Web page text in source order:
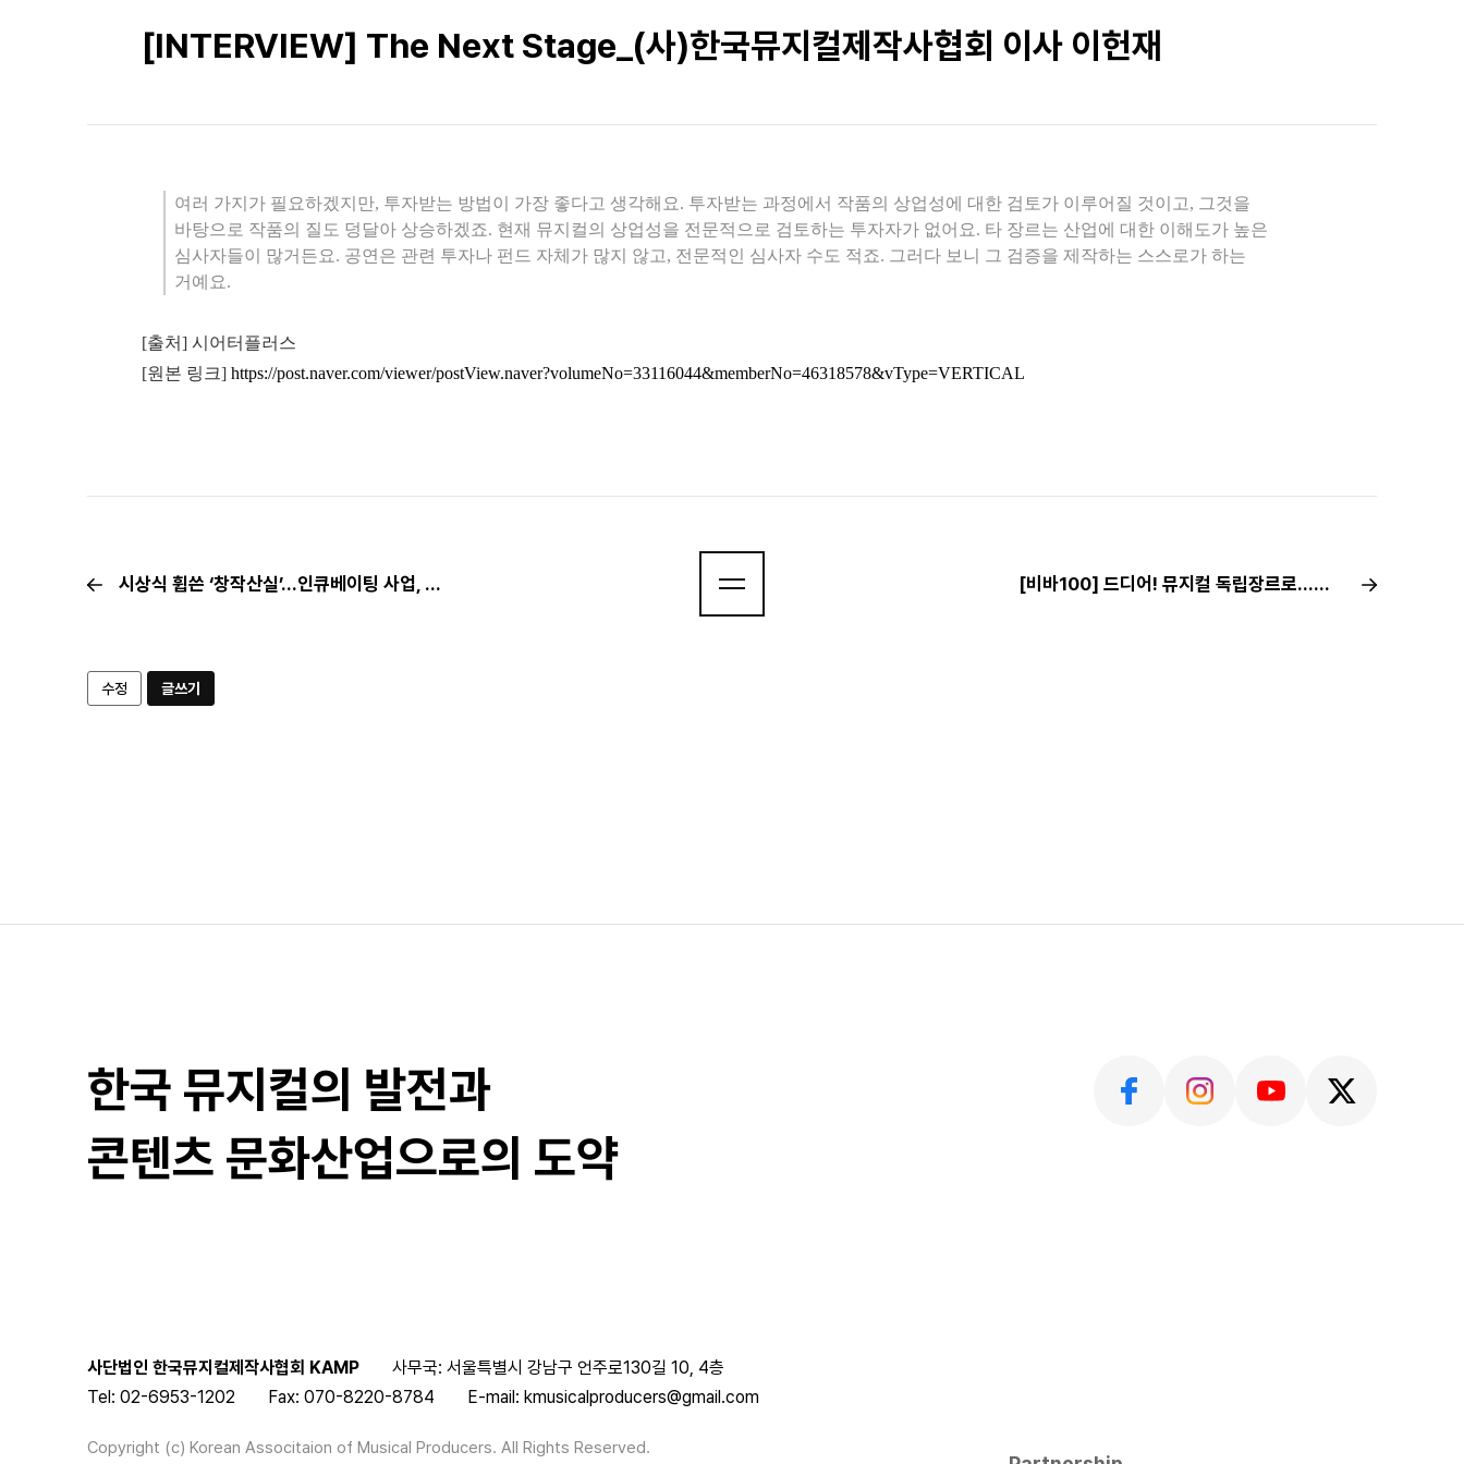
[INTERVIEW] The Next Stage_(사)한국뮤지컬제작사협회 이사 이헌재
여러 가지가 필요하겠지만, 투자받는 방법이 가장 좋다고 생각해요. 투자받는 과정에서 작품의 상업성에 대한 검토가 이루어질 것이고, 그것을
바탕으로 작품의 질도 덩달아 상승하겠죠. 현재 뮤지컬의 상업성을 전문적으로 검토하는 투자자가 없어요. 타 장르는 산업에 대한 이해도가 높은
심사자들이 많거든요. 공연은 관련 투자나 펀드 자체가 많지 않고, 전문적인 심사자 수도 적죠. 그러다 보니 그 검증을 제작하는 스스로가 하는
거예요.
[출처] 시어터플러스
[원본 링크] https://post.naver.com/viewer/postView.naver?volumeNo=33116044&memberNo=46318578&vType=VERTICAL
시상식 휩쓴 ‘창작산실’…인큐베이팅 사업, K-뮤지컬의 미래가 되다 [비바100] 드디어! 뮤지컬 독립장르로…향후 행보는?
수정 글쓰기
한국 뮤지컬의 발전과
콘텐츠 문화산업으로의 도약
사단법인 한국뮤지컬제작사협회 KAMP
사무국: 서울특별시 강남구 언주로130길 10, 4층
Tel: 02-6953-1202
Fax: 070-8220-8784 E-mail: kmusicalproducers@gmail.com
Copyright (c) Korean Associtaion of Musical Producers. All Rights Reserved.